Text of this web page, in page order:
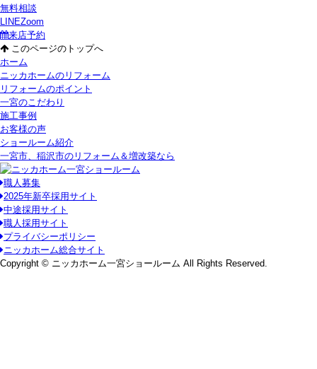
無料相談
LINEZoom
来店予約
このページのトップへ
ホーム
ニッカホームのリフォーム
リフォームのポイント
一宮のこだわり
施工事例
お客様の声
ショールーム紹介
一宮市、稲沢市のリフォーム＆増改築なら
職人募集
2025年新卒採用サイト
中途採用サイト
職人採用サイト
プライバシーポリシー
ニッカホーム総合サイト
Copyright © ニッカホーム一宮ショールーム All Rights Reserved.